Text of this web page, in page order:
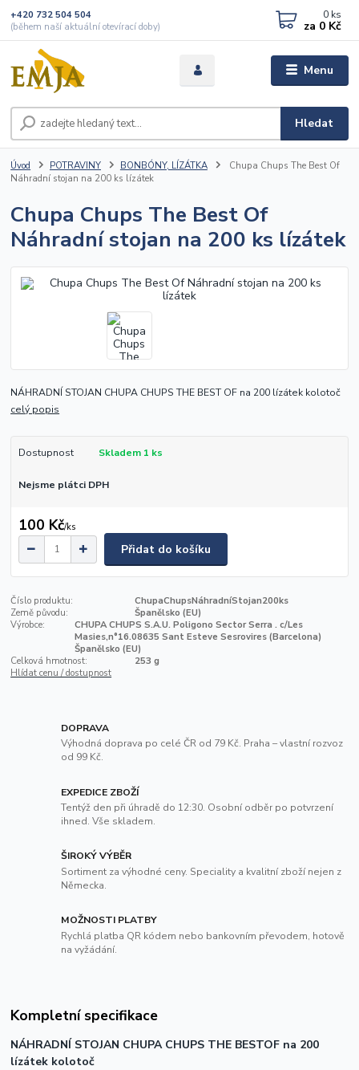
Menu
Hledat
+420 732 504 504
(během naší aktuální otevírací doby)
0 ks
za 0 Kč
Úvod POTRAVINY BONBÓNY, LÍZÁTKA
Chupa Chups The Best Of
Náhradní stojan na 200 ks lízátek
Chupa Chups The Best Of
Náhradní stojan na 200 ks lízátek
NÁHRADNÍ STOJAN CHUPA CHUPS THE BEST OF na 200 lízátek kolotoč
celý popis
Dostupnost Skladem 1 ks
Nejsme plátci DPH
100 Kč/ks
Přidat do košíku
Číslo produktu:
ChupaChupsNáhradníStojan200ks
Země původu:
Španělsko (EU)
Výrobce:
CHUPA CHUPS S.A.U. Poligono Sector Serra . c/Les
Masies,n°16.08635 Sant Esteve Sesrovires (Barcelona)
Španělsko (EU)
Celková hmotnost:
253 g
Hlídat cenu / dostupnost
DOPRAVA
Výhodná doprava po celé ČR od 79 Kč. Praha – vlastní rozvoz
od 99 Kč.
EXPEDICE ZBOŽÍ
Tentýž den při úhradě do 12:30. Osobní odběr po potvrzení
ihned. Vše skladem.
ŠIROKÝ VÝBĚR
Sortiment za výhodné ceny. Speciality a kvalitní zboží nejen z
Německa.
MOŽNOSTI PLATBY
Rychlá platba QR kódem nebo bankovním převodem, hotově
na vyžádání.
Kompletní specifikace
NÁHRADNÍ STOJAN CHUPA CHUPS THE BESTOF na 200
lízátek kolotoč